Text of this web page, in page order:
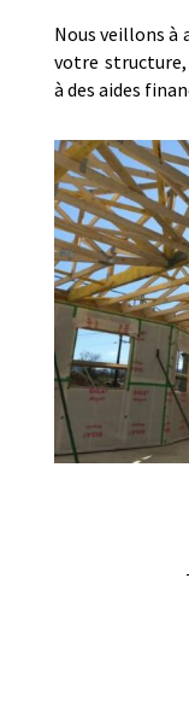
Nous veillons à
votre
à des aides